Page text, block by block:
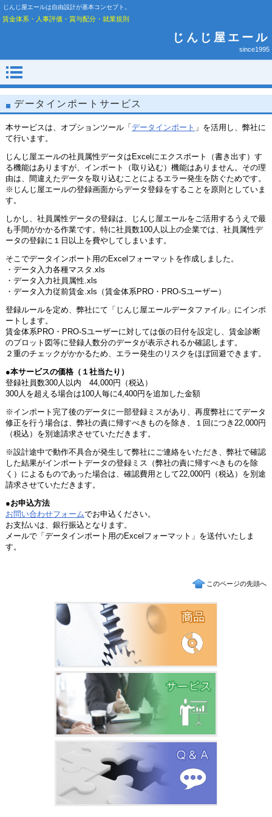
じんじ屋エールは自由設計が基本コンセプト。
賃金体系・人事評価・賞与配分・就業規則
じんじ屋エール
since1995
データインポートサービス
本サービスは、オプションツール「 データインポート 」を活用し、弊社に
て行います。
じんじ屋エールの社員属性データはExcelにエクスポート（書き出す）す
る機能はありますが、インポート（取り込む）機能はありません。その理
由は、間違えたデータを取り込むことによるエラー発生を防ぐためです。
※じんじ屋エールの登録画面からデータ登録をすることを原則としていま
す。
しかし、社員属性データの登録は、じんじ屋エールをご活用するうえで最
も手間がかかる作業です。特に社員数100人以上の企業では、社員属性デ
ータの登録に１日以上を費やしてしまいます。
そこでデータインポート用のExcelフォーマットを作成しました。
・データ入力各種マスタ.xls
・データ入力社員属性.xls
・データ入力従前賃金.xls（賃金体系PRO・PRO-Sユーザー）
登録ルールを定め、弊社にて「じんじ屋エールデータファイル」にインポ
ートします。
賃金体系PRO・PRO-Sユーザーに対しては仮の日付を設定し、賃金診断
のプロット図等に登録人数分のデータが表示されるか確認します。
２重のチェックがかかるため、エラー発生のリスクをほぼ回避できます。
●本サービスの価格（１社当たり）
登録社員数300人以内 44,000円（税込）
300人を超える場合は100人毎に4,400円を追加した金額
※インポート完了後のデータに一部登録ミスがあり、再度弊社にてデータ
修正を行う場合は、弊社の責に帰すべきものを除き、１回につき22,000円
（税込）を別途請求させていただきます。
※設計途中で動作不具合が発生して弊社にご連絡をいただき、弊社で確認
した結果がインポートデータの登録ミス（弊社の責に帰すべきものを除
く）によるものであった場合は、確認費用として22,000円（税込）を別途
請求させていただきます。
●お申込方法
お問い合わせフォームでお申込ください。
お支払いは、銀行振込となります。
メールで「データインポート用のExcelフォーマット」を送付いたしま
す。
このページの先頭へ